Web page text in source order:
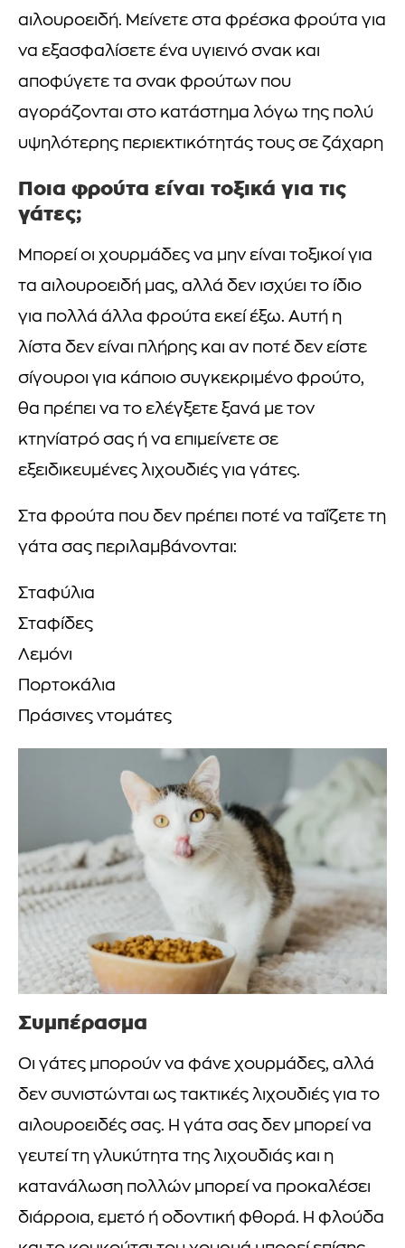
αιλουροειδή. Μείνετε στα φρέσκα φρούτα για
να εξασφαλίσετε ένα υγιεινό σνακ και
αποφύγετε τα σνακ φρούτων που
αγοράζονται στο κατάστημα λόγω της πολύ
υψηλότερης περιεκτικότητάς τους σε ζάχαρη
Ποια φρούτα είναι τοξικά για τις
γάτες;
Μπορεί οι χουρμάδες να μην είναι τοξικοί για
τα αιλουροειδή μας, αλλά δεν ισχύει το ίδιο
για πολλά άλλα φρούτα εκεί έξω. Αυτή η
λίστα δεν είναι πλήρης και αν ποτέ δεν είστε
σίγουροι για κάποιο συγκεκριμένο φρούτο,
θα πρέπει να το ελέγξετε ξανά με τον
κτηνίατρό σας ή να επιμείνετε σε
εξειδικευμένες λιχουδιές για γάτες.
Στα φρούτα που δεν πρέπει ποτέ να ταΐζετε τη
γάτα σας περιλαμβάνονται:
Σταφύλια
Σταφίδες
Λεμόνι
Πορτοκάλια
Πράσινες ντομάτες
Συμπέρασμα
Οι γάτες μπορούν να φάνε χουρμάδες, αλλά
δεν συνιστώνται ως τακτικές λιχουδιές για το
αιλουροειδές σας. Η γάτα σας δεν μπορεί να
γευτεί τη γλυκύτητα της λιχουδιάς και η
κατανάλωση πολλών μπορεί να προκαλέσει
διάρροια, εμετό ή οδοντική φθορά. Η φλούδα